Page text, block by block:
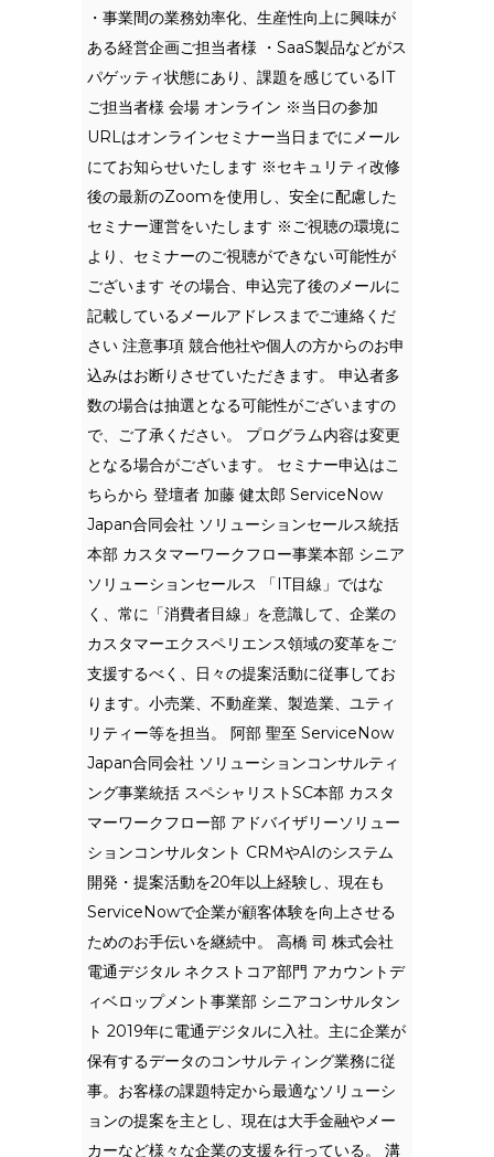
・事業間の業務効率化、生産性向上に興味が
ある経営企画ご担当者様 ・SaaS製品などがス
パゲッティ状態にあり、課題を感じているIT
ご担当者様 会場 オンライン ※当日の参加
URLはオンラインセミナー当日までにメール
にてお知らせいたします ※セキュリティ改修
後の最新のZoomを使用し、安全に配慮した
セミナー運営をいたします ※ご視聴の環境に
より、セミナーのご視聴ができない可能性が
ございます その場合、申込完了後のメールに
記載しているメールアドレスまでご連絡くだ
さい 注意事項 競合他社や個人の方からのお申
込みはお断りさせていただきます。 申込者多
数の場合は抽選となる可能性がございますの
で、ご了承ください。 プログラム内容は変更
となる場合がございます。 セミナー申込はこ
ちらから 登壇者 加藤 健太郎 ServiceNow
Japan合同会社 ソリューションセールス統括
本部 カスタマーワークフロー事業本部 シニア
ソリューションセールス 「IT目線」ではな
く、常に「消費者目線」を意識して、企業の
カスタマーエクスペリエンス領域の変革をご
支援するべく、日々の提案活動に従事してお
ります。小売業、不動産業、製造業、ユティ
リティー等を担当。 阿部 聖至 ServiceNow
Japan合同会社 ソリューションコンサルティ
ング事業統括 スペシャリストSC本部 カスタ
マーワークフロー部 アドバイザリーソリュー
ションコンサルタント CRMやAIのシステム
開発・提案活動を20年以上経験し、現在も
ServiceNowで企業が顧客体験を向上させる
ためのお手伝いを継続中。 高橋 司 株式会社
電通デジタル ネクストコア部門 アカウントデ
ィベロップメント事業部 シニアコンサルタン
ト 2019年に電通デジタルに入社。主に企業が
保有するデータのコンサルティング業務に従
事。お客様の課題特定から最適なソリューシ
ョンの提案を主とし、現在は大手金融やメー
カーなど様々な企業の支援を行っている。 溝